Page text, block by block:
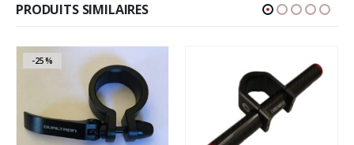
PRODUITS SIMILAIRES
-25%